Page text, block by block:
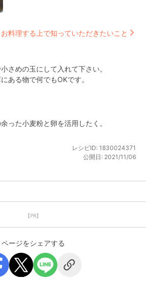
お料理する上で知っていただきたいこと
さめの玉にして入れて下さい。
ある物で何でもOKです。
った小麦粉と卵を活用したく。
レシピID: 1830024371
公開日: 2021/11/06
【PR】
ページをシェアする